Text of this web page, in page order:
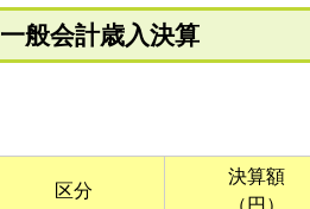
一般会計歳入決算
区分
決算額